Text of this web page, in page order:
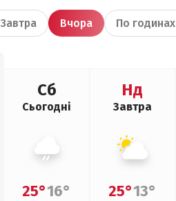
Завтра Вчора По годинах
Сб
Сьогодні
25°16°
Нд
Завтра
25°13°